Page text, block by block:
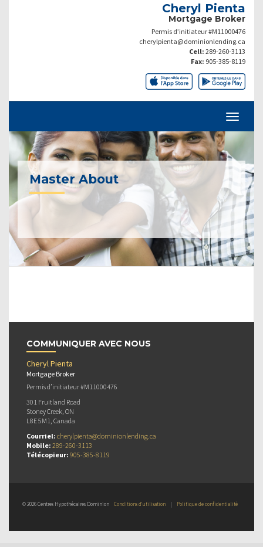
Cheryl Pienta
Mortgage Broker
Permis d’initiateur #M11000476
cherylpienta@dominionlending.ca
Cell: 289-260-3113
Fax: 905-385-8119
Master About
COMMUNIQUER AVEC NOUS
Cheryl Pienta
Mortgage Broker
Permis d’initiateur #M11000476
301 Fruitland Road
Stoney Creek, ON
L8E 5M1, Canada
Courriel: cherylpienta@dominionlending.ca
Mobile: 289-260-3113
Télécopieur: 905-385-8119
© 2026 Centres Hypothécaires Dominion Conditions d’utilisation | Politique de confidentialité